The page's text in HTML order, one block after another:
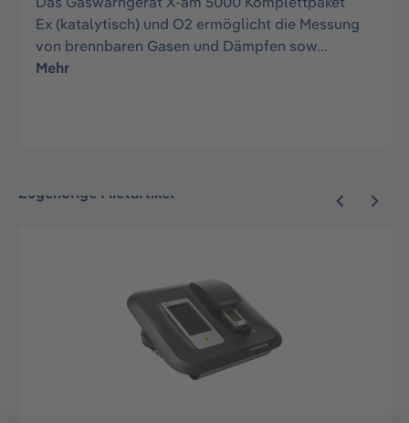
Ex (katalytisch) und O2 ermöglicht die Messung
von brennbaren Gasen und Dämpfen sow…
Mehr
Zugehörige Mietartikel